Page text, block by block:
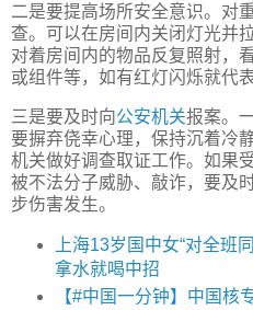
二是要提高场所安全意识。对
查。可以在房间内关闭灯光并
对着房间内的物品反复照射，
或组件等，如有红灯闪烁就代
三是要及时向公安机关报案。
要摒弃侥幸心理，保持沉着冷
机关做好调查取证工作。如果
被不法分子威胁、敲诈，要及
步伤害发生。
上海13岁国中女“对全班
拿水就喝中招
【#中国一分钟】中国核